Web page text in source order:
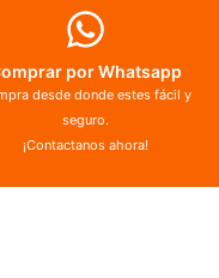
por Whatsapp
desde donde estes fácil y
seguro.
¡Contactanos ahora!